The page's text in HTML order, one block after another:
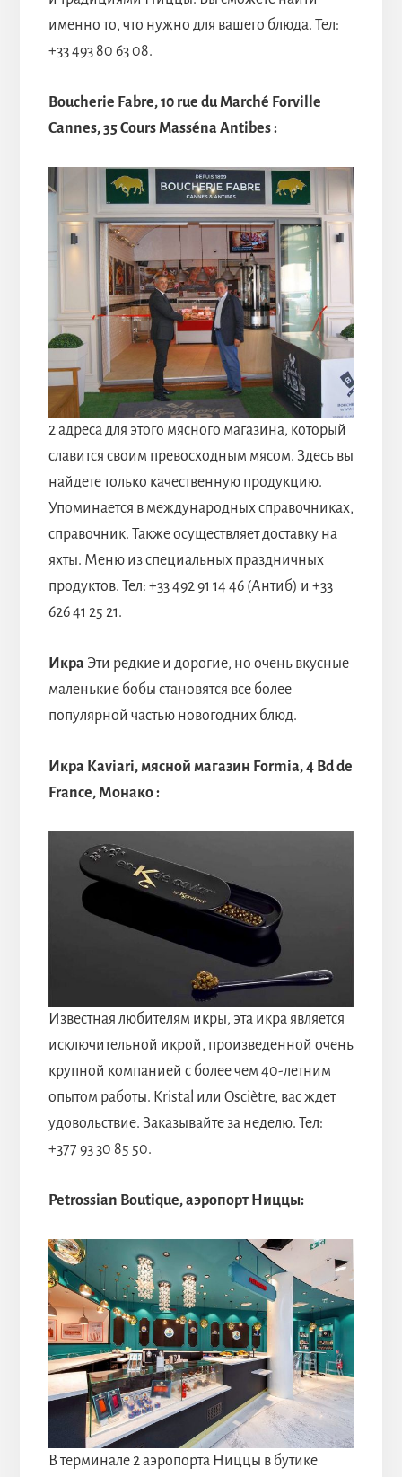
именно то, что нужно для вашего блюда. Тел:
+33 493 80 63 08.
Boucherie Fabre, 10 rue du Marché Forville
Cannes, 35 Cours Masséna Antibes :
2 адреса для этого мясного магазина, который
славится своим превосходным мясом. Здесь вы
найдете только качественную продукцию.
Упоминается в международных справочниках,
справочник. Также осуществляет доставку на
яхты. Меню из специальных праздничных
продуктов. Тел: +33 492 91 14 46 (Антиб) и +33
626 41 25 21.
Икра Эти редкие и дорогие, но очень вкусные
маленькие бобы становятся все более
популярной частью новогодних блюд.
Икра Kaviari, мясной магазин Formia, 4 Bd de
France, Монако :
Известная любителям икры, эта икра является
исключительной икрой, произведенной очень
крупной компанией с более чем 40-летним
опытом работы. Kristal или Osciètre, вас ждет
удовольствие. Заказывайте за неделю. Тел:
+377 93 30 85 50.
Petrossian Boutique, аэропорт Ниццы:
В терминале 2 аэропорта Ниццы в бутике